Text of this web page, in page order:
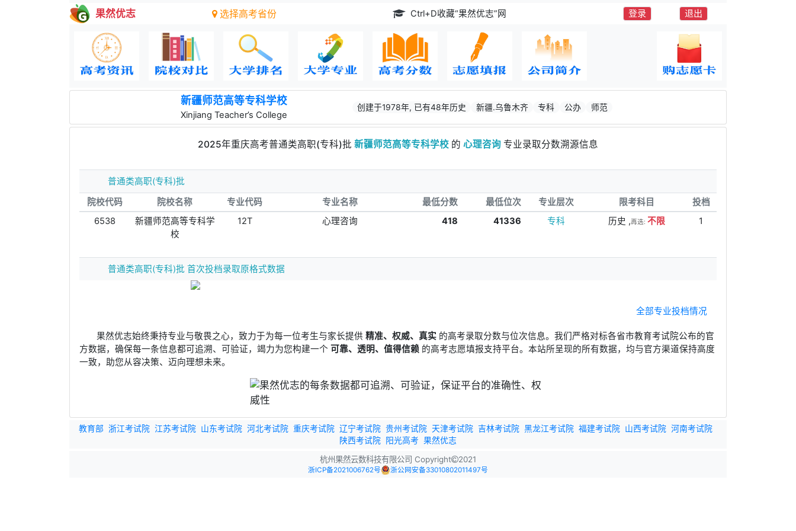
果然优志 选择高考省份 Ctrl+D收藏“果然优志”网 登录 退出
新疆师范高等专科学校
Xinjiang Teacher’s College
创建于1978年, 已有48年历史 新疆.乌鲁木齐 专科 公办 师范
2025年重庆高考普通类高职(专科)批 新疆师范高等专科学校 的 心理咨询 专业录取分数溯源信息
普通类高职(专科)批
院校代码
院校名称 专业代码 专业名称 最低分数 最低位次 专业层次 限考科目
投档
6538
新疆师范高等专科学
校
12T 心理咨询 418 41336 专科 历史 ,再选: 不限 1
普通类高职(专科)批 首次投档录取原格式数据
全部专业投档情况
果然优志始终秉持专业与敬畏之心，致力于为每一位考生与家长提供精准、权威、真实 的高考录取分数与位次信息。我们严格对标各省市教育考试院公布的官
方数据，确保每一条信息都可追溯、可验证，竭力为您构建一个 可靠、透明、值得信赖 的高考志愿填报支持平台。本站所呈现的所有数据，均与官方渠道保持高度
一致，助您从容决策、迈向理想未来。
教育部 浙江考试院 江苏考试院 山东考试院 河北考试院 重庆考试院 辽宁考试院 贵州考试院 天津考试院 吉林考试院 黑龙江考试院 福建考试院 山西考试院 河南考试院
陕西考试院 阳光高考 果然优志
杭州果然云数科技有限公司 Copyright
2021
浙ICP备2021006762号 浙公网安备33010802011497号